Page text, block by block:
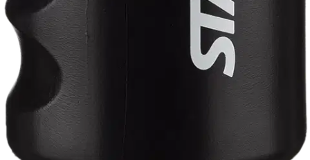
Ohjeet
Ensitilaajan pikaopas
Myymälänouto
Palautukset
Reklamaatio
Takuu ja huolto
Toimitustavat
Maksutavat
Asennuspalvelut
Tilaus- ja toimitusehdot
Käyttöehdot
Tietosuojakäytäntö